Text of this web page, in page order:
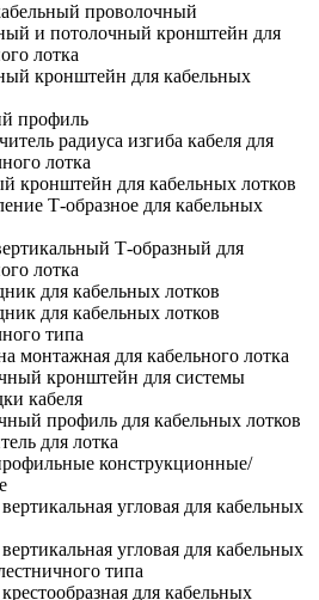
проволочный
и потолочный кронштейн для
лотка
кронштейн для кабельных
профиль
радиуса изгиба кабеля для
лотка
кронштейн для кабельных лотков
Т-образное для кабельных
Т-образный для
лотка
для кабельных лотков
для кабельных лотков
типа
монтажная для кабельного лотка
кронштейн для системы
кабеля
профиль для кабельных лотков
для лотка
конструкционные/
угловая для кабельных
угловая для кабельных
типа
для кабельных